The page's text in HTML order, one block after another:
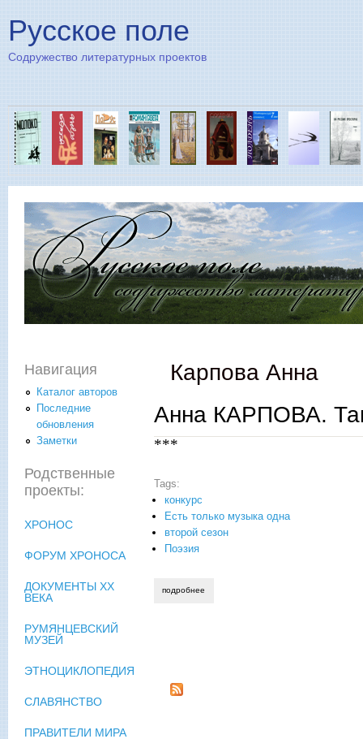
Русское поле
Содружество литературных проектов
Карпова Анна
Анна КАРПОВА.
***
Tags:
конкурс
Есть только музыка одна
второй сезон
Поэзия
подробнее
Навигация
Каталог авторов
Последние
обновления
Заметки
Родственные
проекты:
ХРОНОС
ФОРУМ ХРОНОСА
ДОКУМЕНТЫ XX
ВЕКА
РУМЯНЦЕВСКИЙ
МУЗЕЙ
ЭТНОЦИКЛОПЕДИЯ
СЛАВЯНСТВО
ПРАВИТЕЛИ МИРА